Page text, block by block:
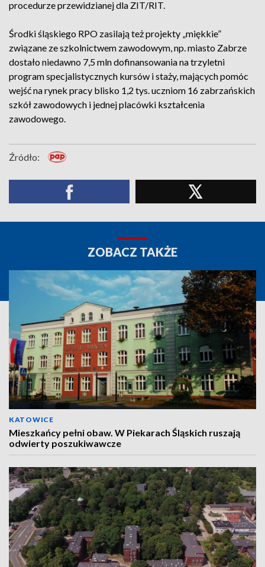
procedurze przewidzianej dla ZIT/RIT.
Środki śląskiego RPO zasilają też projekty „miękkie”
związane ze szkolnictwem zawodowym, np. miasto Zabrze
dostało niedawno 7,5 mln dofinansowania na trzyletni
program specjalistycznych kursów i staży, mających pomóc
wejść na rynek pracy blisko 1,2 tys. uczniom 16 zabrzańskich
szkół zawodowych i jednej placówki kształcenia
zawodowego.
Źródło:
ZOBACZ TAKŻE
KATOWICE
Mieszkańcy pełni obaw. W Piekarach Śląskich ruszają
odwierty poszukiwawcze